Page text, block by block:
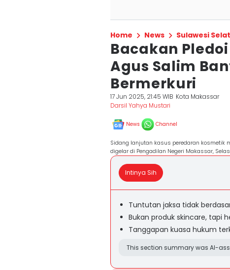
Home News Sulawesi
Bacakan
Agus Salim
Bermerkuri
17 Jun 2025, 21:45 WIB Kota Makassar
Darsil Yahya Mustari
News Channel
Sidang lanjutan kasus peredaran kosmetik
digelar di Pengadilan Negeri Makassar,
Intinya Sih
Tuntutan jaksa tidak
Bukan produk skincare, tapi
Tanggapan kuasa hukum
This section summary was AI-